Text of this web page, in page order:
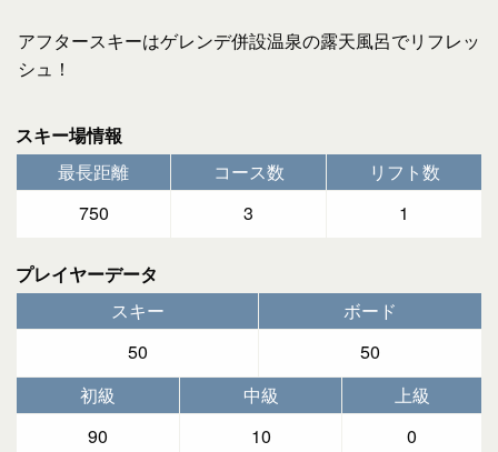
アフタースキーはゲレンデ併設温泉の露天風呂でリフレッ
シュ！
スキー場情報
最長距離
コース数
リフト数
750
3 1
プレイヤーデータ
スキー
ボード
50
50
初級
中級
上級
90
10 0